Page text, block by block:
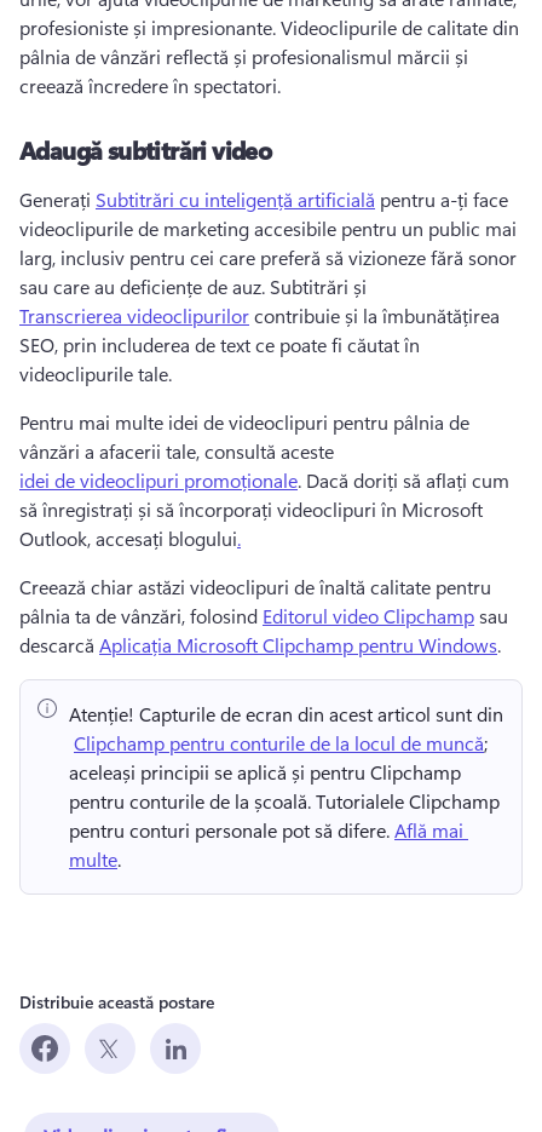
profesioniste și impresionante. Videoclipurile de calitate din
pâlnia de vânzări reflectă și profesionalismul mărcii și
creează încredere în spectatori.
Adaugă subtitrări video
Generați Subtitrări cu inteligență artificială pentru a-ți face
videoclipurile de marketing accesibile pentru un public mai
larg, inclusiv pentru cei care preferă să vizioneze fără sonor
sau care au deficiențe de auz. Subtitrări și
Transcrierea videoclipurilor contribuie și la îmbunătățirea
SEO, prin includerea de text ce poate fi căutat în
videoclipurile tale.
Pentru mai multe idei de videoclipuri pentru pâlnia de
vânzări a afacerii tale, consultă aceste
idei de videoclipuri promoționale. Dacă doriți să aflați cum
să înregistrați și să încorporați videoclipuri în Microsoft
Outlook, accesați blogului.
Creează chiar astăzi videoclipuri de înaltă calitate pentru
pâlnia ta de vânzări, folosind Editorul video Clipchamp sau
descarcă Aplicația Microsoft Clipchamp pentru Windows.
Atenție! Capturile de ecran din acest articol sunt din
Clipchamp pentru conturile de la locul de muncă;
aceleași principii se aplică și pentru Clipchamp
pentru conturile de la școală. Tutorialele Clipchamp
pentru conturi personale pot să difere. Află mai
multe.
Distribuie această postare